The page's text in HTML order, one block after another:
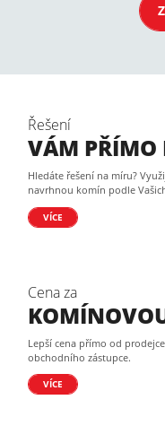
Řešení
VÁM PŘÍMO
Hledáte řešení na míru?
navrhnou komín podle
VÍCE
Cena za
Lepší cena přímo od
obchodního zástupce.
VÍCE